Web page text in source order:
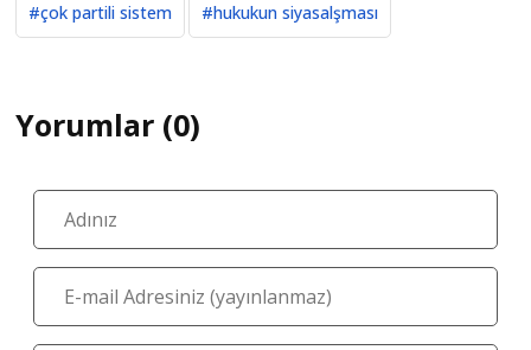
#çok partili sistem #hukukun siyasalşması
Yorumlar (0)